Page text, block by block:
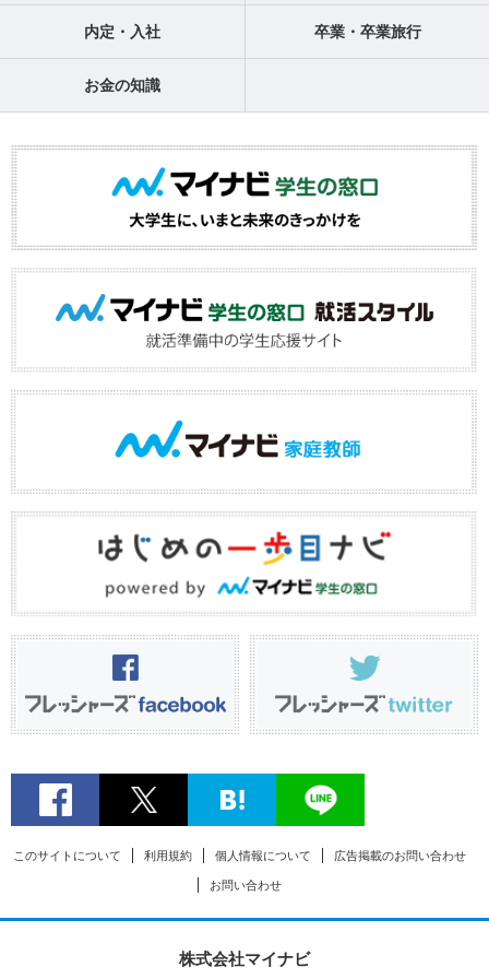
内定・入社 卒業・卒業旅行
お金の知識
このサイトについて 利用規約 個人情報について 広告掲載のお問い合わせ
お問い合わせ
株式会社マイナビ